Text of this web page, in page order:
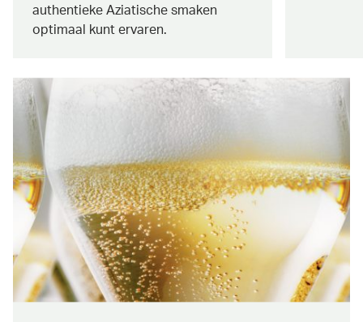
authentieke Aziatische smaken
optimaal kunt ervaren.